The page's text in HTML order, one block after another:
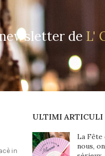
de L'
in
ULTIMI ARTICULI
La Fête
nous,